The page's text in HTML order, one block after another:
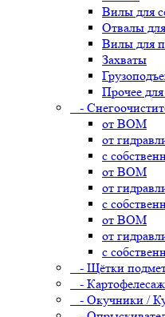
Вилы для
Отвалы
Вилы для
Захваты
Прочее
-
от ВОМ
от
с
от ВОМ
от
с
от ВОМ
от
с
- Щётки
-
- Окучники /